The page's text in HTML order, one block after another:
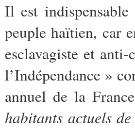
Il est
peuple haïtien, car
esclavagiste et
l’Indépendance »
annuel de la
habitants actuels